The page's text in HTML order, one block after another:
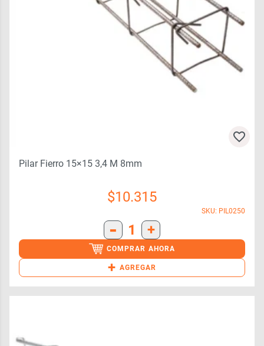
Pilar Fierro 15×15 3,4 M 8mm
$10.315
SKU: PIL0250
- 1 +
COMPRAR AHORA
+ AGREGAR